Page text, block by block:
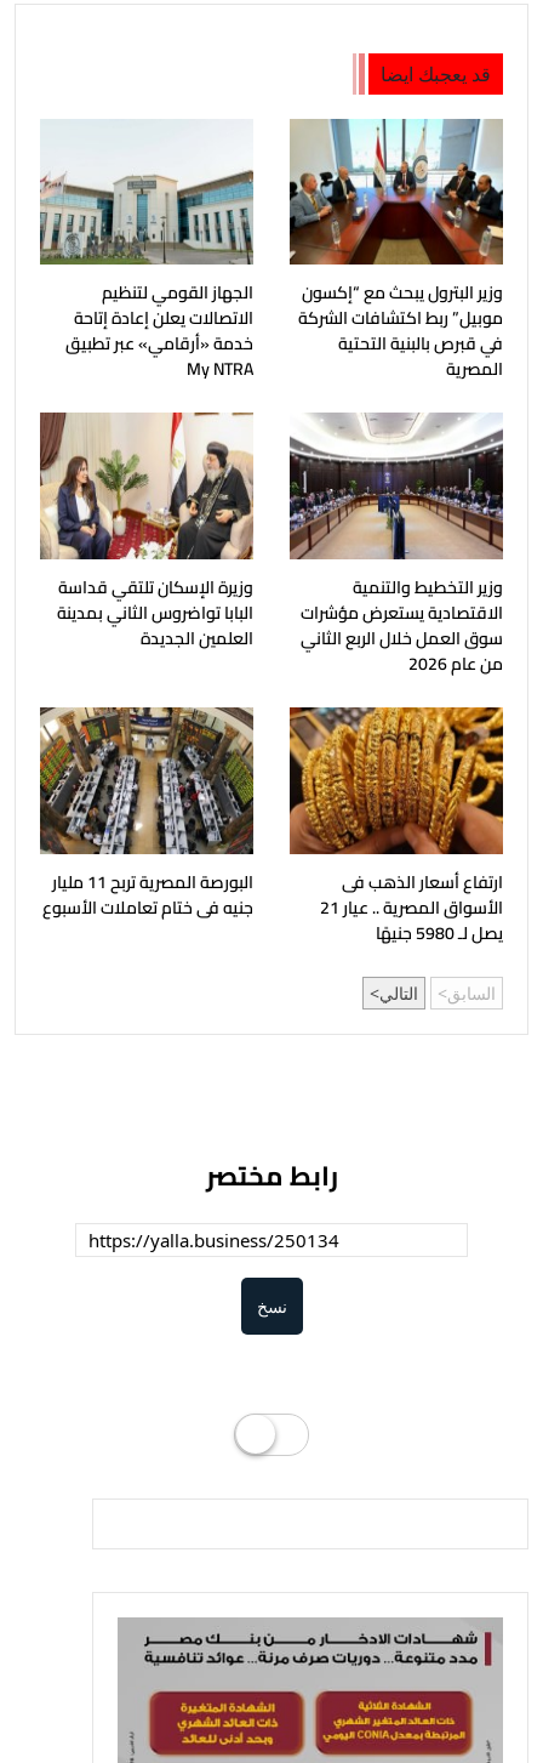
قد يعجبك ايضا
وزير البترول يبحث مع “إكسون
موبيل” ربط اكتشافات الشركة
في قبرص بالبنية التحتية
المصرية
الجهاز القومي لتنظيم
الاتصالات يعلن إعادة إتاحة
خدمة «أرقامي» عبر تطبيق
My NTRA
وزير التخطيط والتنمية
الاقتصادية يستعرض مؤشرات
سوق العمل خلال الربع الثاني
من عام 2026
وزيرة الإسكان تلتقي قداسة
البابا تواضروس الثاني بمدينة
العلمين الجديدة
ارتفاع أسعار الذهب فى
الأسواق المصرية .. عيار 21
يصل لـ 5980 جنيهًا
البورصة المصرية تربح 11 مليار
جنيه فى ختام تعاملات الأسبوع
السابق التالي
رابط مختصر
نسخ